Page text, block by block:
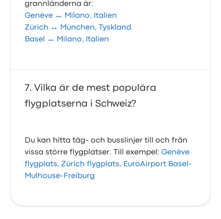
grannländerna är:
Genève ↔ Milano, Italien
Zürich ↔ München, Tyskland
Basel ↔ Milano, Italien
Vilka är de mest populära
flygplatserna i Schweiz?
Du kan hitta tåg- och busslinjer till och från
vissa större flygplatser. Till exempel:Genève
flygplats,Zürich flygplats, EuroAirport Basel-
Mulhouse-Freiburg